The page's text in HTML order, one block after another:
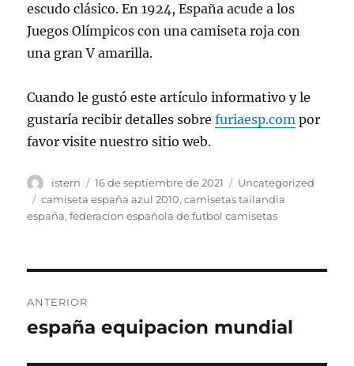
escudo clásico. En 1924, España acude a los
Juegos Olímpicos con una camiseta roja con
una gran V amarilla.
Cuando le gustó este artículo informativo y le
gustaría recibir detalles sobrefuriaesp.com por
favor visite nuestro sitio web.
Autor
istern
Publicado
el
16 de septiembre de 2021 Categorías
Uncategorized
Etiquetas
camiseta españa azul 2010,camisetas tailandia
españa,federacion española de futbol camisetas
de
ANTERIOR
Entrada
españa equipacion mundial